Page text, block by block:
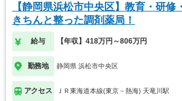
【静岡県浜松市中央区】教育・研修
きちんと整った調剤薬局！
給与 【年収】418万円～806万円
勤務地 静岡県 浜松市中央区
アクセス ＪＲ東海道本線(東京－熱海) 天竜川駅